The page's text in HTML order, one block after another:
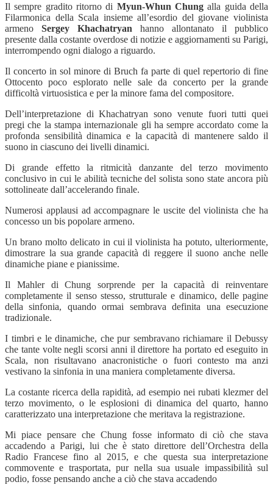
Il sempre gradito ritorno di Myun-Whun Chung alla guida della
Filarmonica della Scala insieme all’esordio del giovane violinista
armeno Sergey Khachatryan hanno allontanato il pubblico
presente dalla costante overdose di notizie e aggiornamenti su Parigi,
interrompendo ogni dialogo a riguardo.
Il concerto in sol minore di Bruch fa parte di quel repertorio di fine
Ottocento poco esplorato nelle sale da concerto per la grande
difficoltà virtuosistica e per la minore fama del compositore.
Dell’interpretazione di Khachatryan sono venute fuori tutti quei
pregi che la stampa internazionale gli ha sempre accordato come la
profonda sensibilità dinamica e la capacità di mantenere saldo il
suono in ciascuno dei livelli dinamici.
Di grande effetto la ritmicità danzante del terzo movimento
conclusivo in cui le abilità tecniche del solista sono state ancora più
sottolineate dall’accelerando finale.
Numerosi applausi ad accompagnare le uscite del violinista che ha
concesso un bis popolare armeno.
Un brano molto delicato in cui il violinista ha potuto, ulteriormente,
dimostrare la sua grande capacità di reggere il suono anche nelle
dinamiche piane e pianissime.
Il Mahler di Chung sorprende per la capacità di reinventare
completamente il senso stesso, strutturale e dinamico, delle pagine
della sinfonia, quando ormai sembrava definita una esecuzione
tradizionale.
I timbri e le dinamiche, che pur sembravano richiamare il Debussy
che tante volte negli scorsi anni il direttore ha portato ed eseguito in
Scala, non risultavano anacronistiche o fuori contesto ma anzi
vestivano la sinfonia in una maniera completamente diversa.
La costante ricerca della rapidità, ad esempio nei rubati klezmer del
terzo movimento, o le esplosioni di dinamica del quarto, hanno
caratterizzato una interpretazione che meritava la registrazione.
Mi piace pensare che Chung fosse informato di ciò che stava
accadendo a Parigi, lui che è stato direttore dell’Orchestra della
Radio Francese fino al 2015, e che questa sua interpretazione
commovente e trasportata, pur nella sua usuale impassibilità sul
podio, fosse pensando anche a ciò che stava accadendo